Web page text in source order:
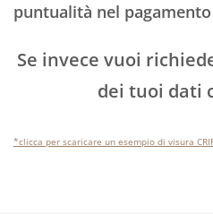
puntualità nel
Se invece vuoi
dei tuoi dati
*clicca per scaricare un esempio di visura